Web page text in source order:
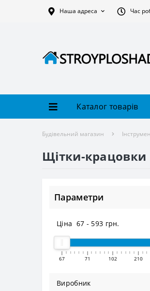
Наша адреса Час
Каталог товарів
Будівельний магазин
Щітки-крацовки
Параметри
Ціна 67 - 593 грн.
67 71 102 210
Виробник